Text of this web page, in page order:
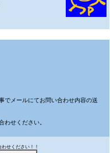
でメールにてお問い合わせ内容の送
せください。
せください！！